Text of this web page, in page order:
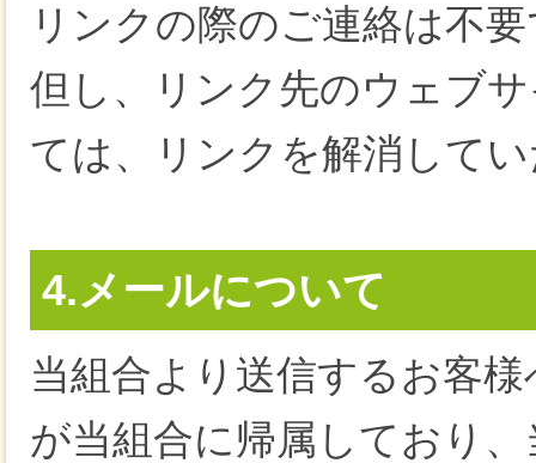
リンクの際のご連絡は不
但し、リンク先のウェブ
ては、リンクを解消して
4.メールについて
当組合より送信するお客
が当組合に帰属しており